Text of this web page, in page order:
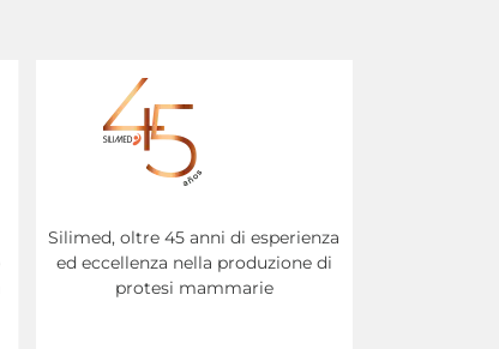
Le protesi mammarie Silimed
presentano la marcatura CE, a
garanzia della qualità e della